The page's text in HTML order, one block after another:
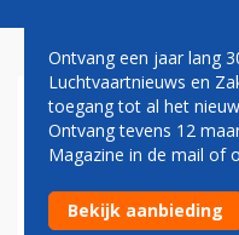
KAN STRAKS
Ontvang een jaar lang
Luchtvaartnieuws en
toegang tot al het
Ontvang tevens 12
Magazine in de mail of
Bekijk aanbieding